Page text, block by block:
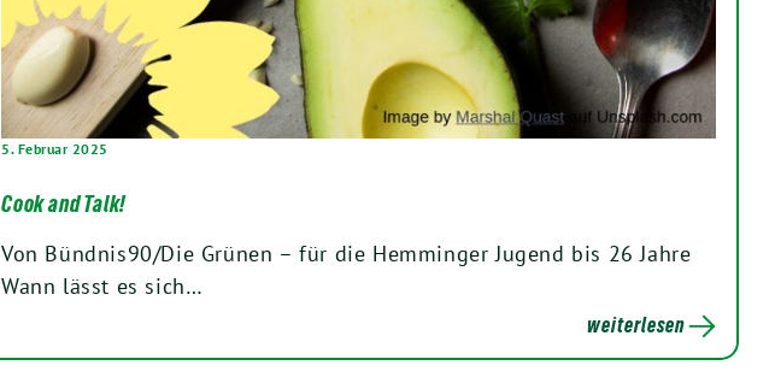
5. Februar 2025
Cook and Talk!
Von Bündnis90/Die Grünen – für die Hemminger Jugend bis 26 Jahre
Wann lässt es sich…
weiterlesen